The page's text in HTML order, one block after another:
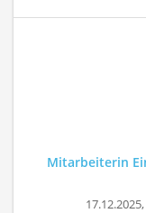
Mitarbeiterin
17.12.2025,